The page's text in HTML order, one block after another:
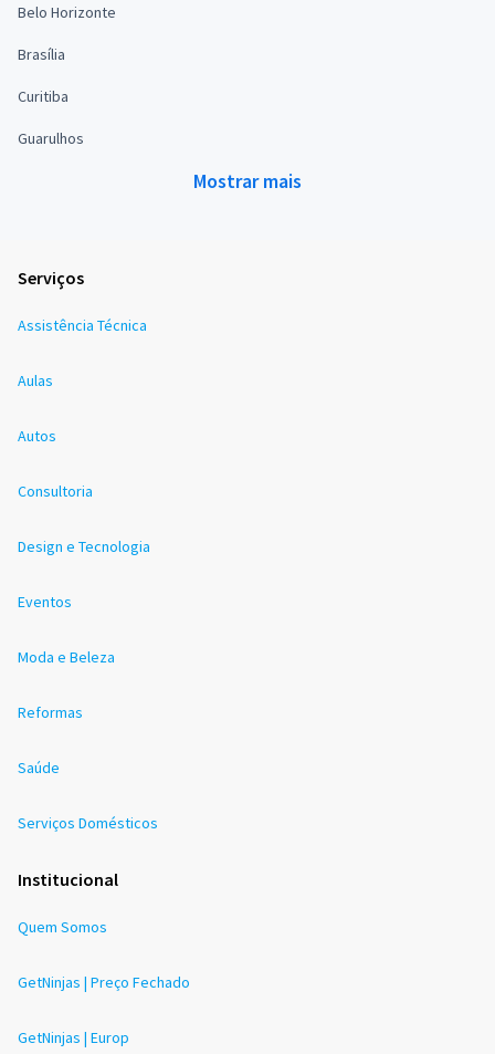
Belo Horizonte
Brasília
Curitiba
Guarulhos
Mostrar mais
Serviços
Assistência Técnica
Aulas
Autos
Consultoria
Design e Tecnologia
Eventos
Moda e Beleza
Reformas
Saúde
Serviços Domésticos
Institucional
Quem Somos
GetNinjas | Preço Fechado
GetNinjas | Europ